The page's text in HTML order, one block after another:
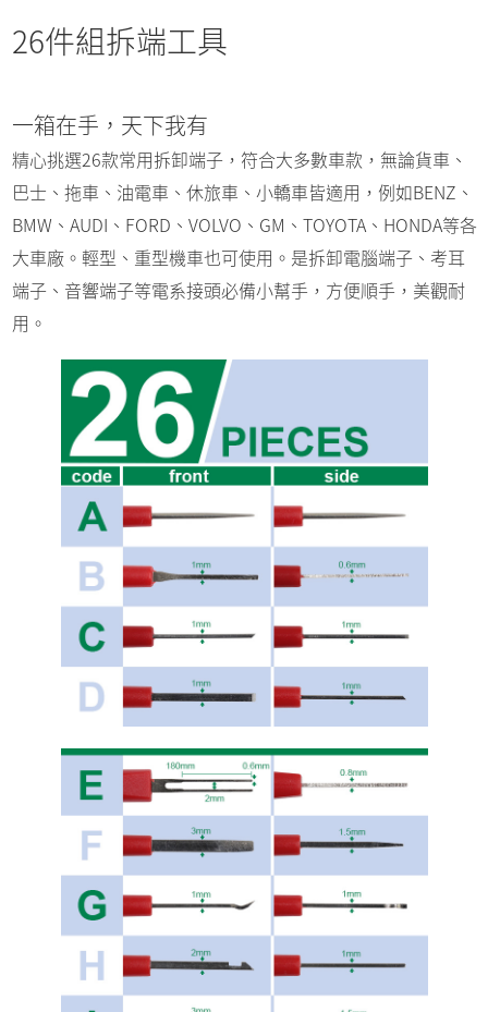
26件組拆端工具
一箱在手，天下我有
精心挑選26款常用拆卸端子，符合大多數車款，無論貨車、
巴士、拖車、油電車、休旅車、小轎車皆適用，例如BENZ、
BMW、AUDI、FORD、VOLVO、GM、TOYOTA、HONDA等各
大車廠。輕型、重型機車也可使用。是拆卸電腦端子、考耳
端子、音響端子等電系接頭必備小幫手，方便順手，美觀耐
用。